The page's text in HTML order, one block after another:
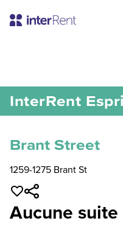
InterRent
Brant Street
1259-1275 Brant St
Aucune